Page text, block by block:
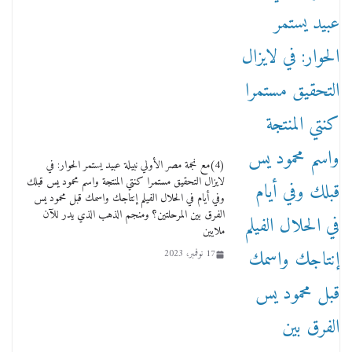
(4)مع نجمة مصر الأولي نبيلة عبيد يستمر الحوار: في
لايزال التحقيق مستمرا كنتي المنتجة واسم محمود يس قبلك
وفي أيام في الحلال الفيلم إنتاجك واسمك قبل محمود يس
الفرق بين المرحلتين؟ ومنجم الذهب الذي يدر للآن
ملايين
17 نوفمبر، 2023